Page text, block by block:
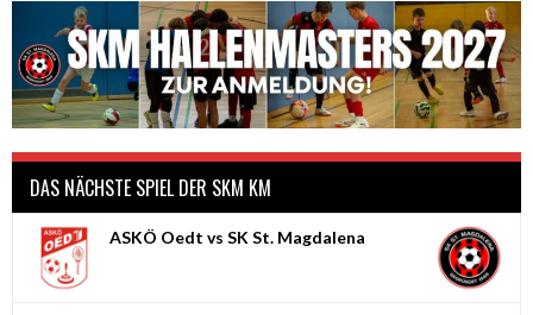
DAS NÄCHSTE SPIEL DER SKM KM
ASKÖ Oedt vs SK St. Magdalena